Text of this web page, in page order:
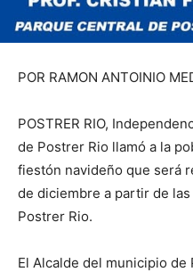
POR RAMON ANTOINIO
POSTRER RIO,
de Postrer Rio llamó a la
fiestón navideño que será
de diciembre a partir de
Postrer Rio.
El Alcalde del municipio de